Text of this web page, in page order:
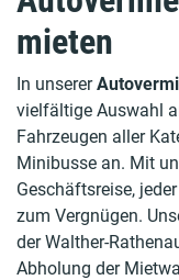
mieten
In unserer
vielfältige Auswahl
Fahrzeugen aller
Minibusse an. Mit
Geschäftsreise,
zum Vergnügen.
der Walther-
Abholung der